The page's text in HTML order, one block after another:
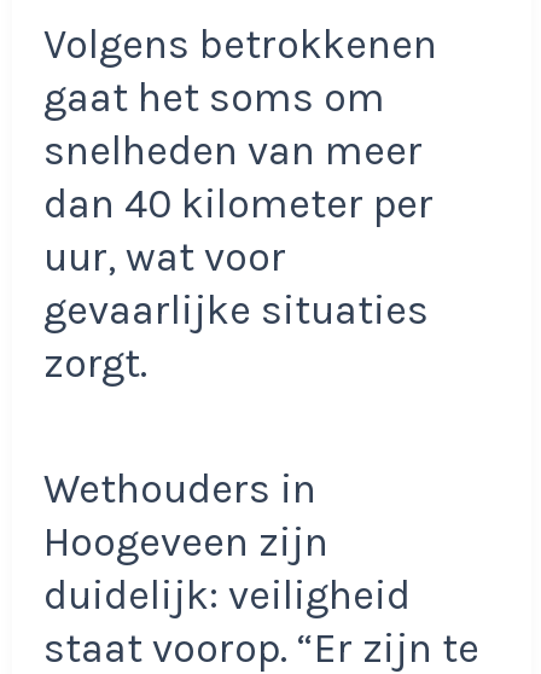
Volgens betrokkenen
gaat het soms om
snelheden van meer
dan 40 kilometer per
uur, wat voor
gevaarlijke situaties
zorgt.
Wethouders in
Hoogeveen zijn
duidelijk: veiligheid
staat voorop. “Er zijn te